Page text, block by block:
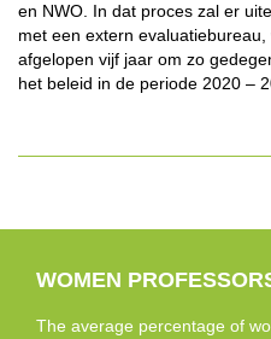
en NWO. In dat proces zal er
met een extern
afgelopen vijf jaar om zo
het beleid in de periode 2020 –
WOMEN
The average percentage of